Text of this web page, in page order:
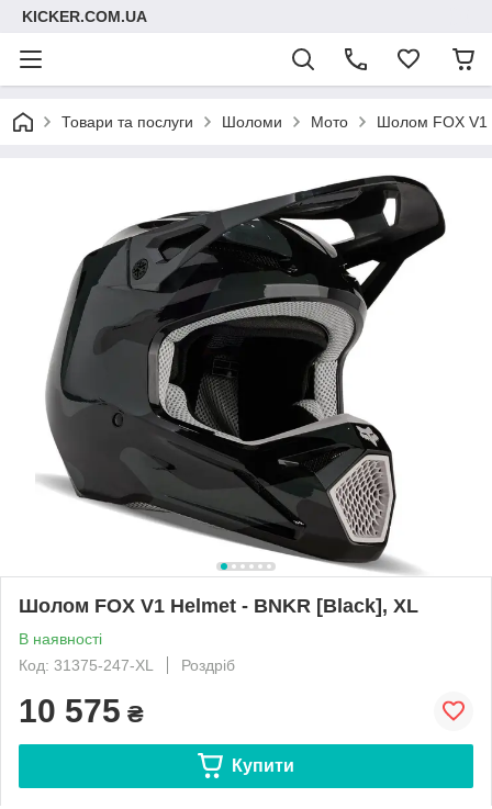
KICKER.COM.UA
Товари та послуги Шоломи Мото Шолом FOX V1
Шолом FOX V1 Helmet - BNKR [Black], XL
В наявності
Код: 31375-247-XL
Роздріб
10 575 ₴
Купити